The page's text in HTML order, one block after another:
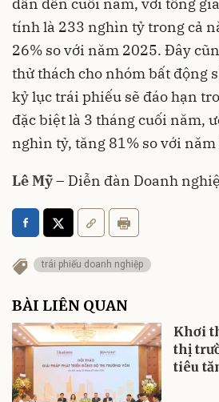
tính là 233 nghìn tỷ trong cả
26% so với năm 2025. Đây
thử thách cho nhóm bất động
kỷ lục trái phiếu sẽ đáo hạn
đặc biệt là 3 tháng cuối năm,
nghìn tỷ, tăng 81% so với
Lê Mỹ– Diễn đàn Doanh
trái phiếu doanh nghiệp
BÀI LIÊN QUAN
Khơi
thị
tiêu